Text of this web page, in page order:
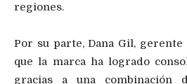
regiones.
Por su parte, Dana Gil,
que la marca ha logrado
gracias a una combinación